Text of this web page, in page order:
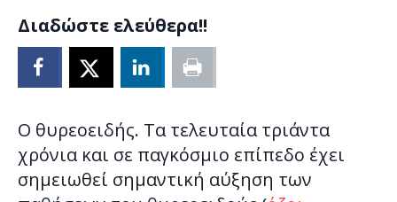
Διαδώστε ελεύθερα!!
Ο θυρεοειδής. Τα τελευταία τριάντα
χρόνια και σε παγκόσμιο επίπεδο έχει
σημειωθεί σημαντική αύξηση των